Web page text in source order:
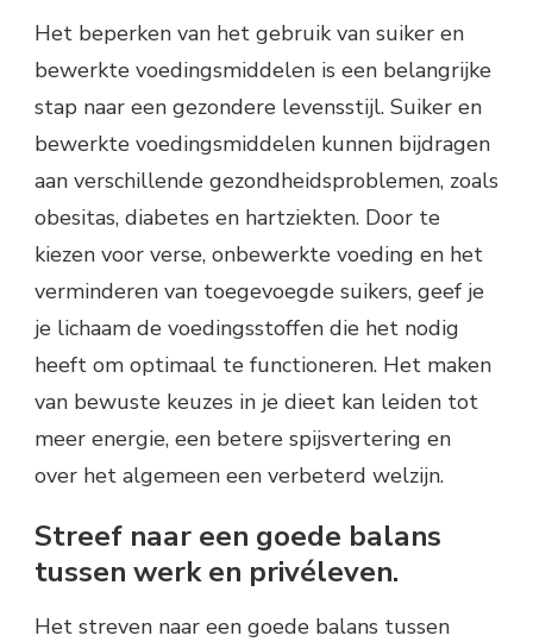
Het beperken van het gebruik van suiker en
bewerkte voedingsmiddelen is een belangrijke
stap naar een gezondere levensstijl. Suiker en
bewerkte voedingsmiddelen kunnen bijdragen
aan verschillende gezondheidsproblemen, zoals
obesitas, diabetes en hartziekten. Door te
kiezen voor verse, onbewerkte voeding en het
verminderen van toegevoegde suikers, geef je
je lichaam de voedingsstoffen die het nodig
heeft om optimaal te functioneren. Het maken
van bewuste keuzes in je dieet kan leiden tot
meer energie, een betere spijsvertering en
over het algemeen een verbeterd welzijn.
Streef naar een goede balans
tussen werk en privéleven.
Het streven naar een goede balans tussen